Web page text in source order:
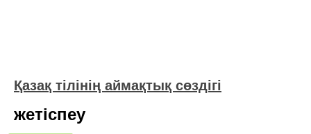
Қазақ тілінің аймақтық сөздігі
жетіспеу